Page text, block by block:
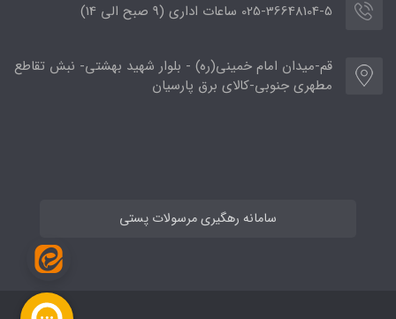
025-36648104-5 ساعات اداری (9 صبح الی 14)
قم-میدان امام خمینی(ره) - بلوار شهید بهشتی- نبش تقاطع
مطهری جنوبی-کالای برق پارسیان
سامانه رهگیری مرسولات پستی